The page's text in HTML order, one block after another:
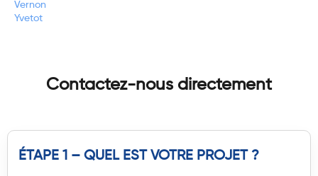
Vernon
Yvetot
Contactez-nous directement
ÉTAPE 1 – QUEL EST VOTRE PROJET ?